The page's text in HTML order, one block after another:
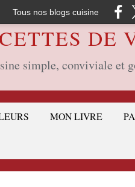
Tous nos blogs cuisine
DE
simple, conviviale et
MON LIVRE